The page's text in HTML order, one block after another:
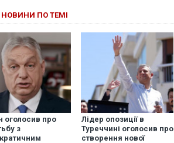
НОВИНИ ПО ТЕМІ
оголосив про
з
Лідер опозиції в
Туреччині оголосив про
створення нової